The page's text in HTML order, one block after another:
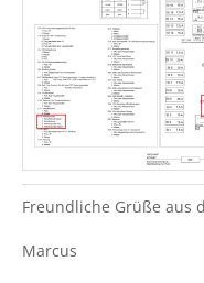
Freundliche Grüße aus
Marcus